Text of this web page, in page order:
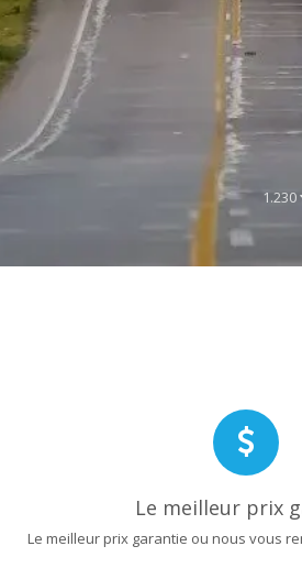
1.230
Le meilleur prix
Le meilleur prix garantie ou nous vous